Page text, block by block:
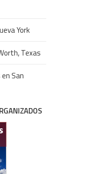
York
Texas
San